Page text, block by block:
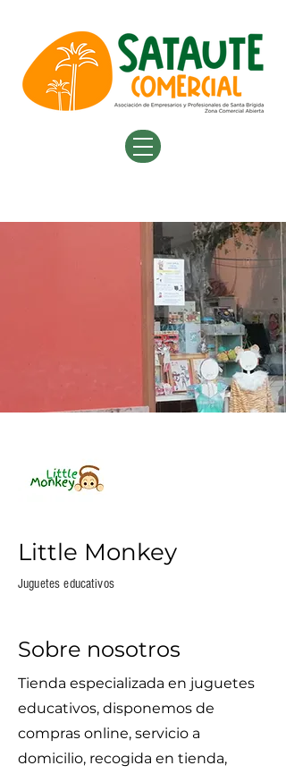
Little Monkey
Juguetes educativos
Sobre nosotros
Tienda especializada en juguetes
educativos, disponemos de
compras online, servicio a
domicilio, recogida en tienda,